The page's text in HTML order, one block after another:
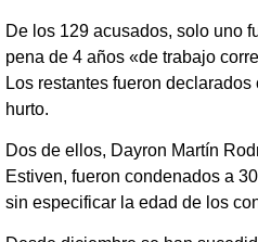
De los 129 acusados, solo uno
pena de 4 años «de trabajo
Los restantes fueron
hurto.
Dos de ellos, Dayron Martín
Estiven, fueron condenados a
sin especificar la edad de los